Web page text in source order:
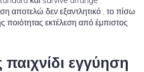
αποτελώ δεν εξαντλητικό , το πίσω
εκτέλεση από έμπιστος
εγγύηση